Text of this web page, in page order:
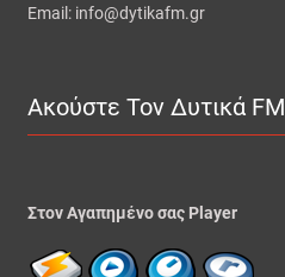
Email: info@dytikafm.gr
Ακούστε Τον Δυτικά FM
Στον Αγαπημένο σας Player